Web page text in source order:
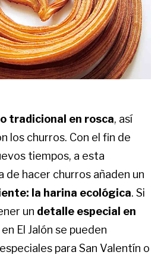
tradicional en rosca, así
los churros. Con el fin de
tiempos, a esta
de hacer churros añaden un
la harina ecológica. Si
un detalle especial en
en El Jalón se pueden
para San Valentín o